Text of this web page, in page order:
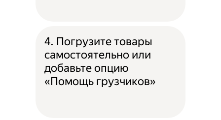
4. Погрузите товары
самостоятельно или
добавьте опцию
«Помощь грузчиков»